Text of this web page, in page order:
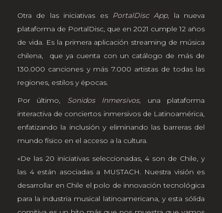
Otra de las iniciativas es PortalDisc App, la nueva
plataforma de PortalDisc, que en 2021 cumple 12 años
de vida. Es la primera aplicación streaming de música
chilena, que ya cuenta con un catálogo de más de
130.000 canciones y más 7.000 artistas de todas las
regiones, estilos y épocas.
Por último, Sonidos Inmersivos, una plataforma
interactiva de conciertos inmersivos de Latinoamérica,
enfatizando la inclusión y eliminando las barreras del
mundo físico en el acceso a la cultura.
«De las 20 iniciativas seleccionadas, 4 son de Chile, y
las 4 están asociadas a MUSTACH. Nuestra visión es
desarrollar en Chile el polo de innovación tecnológica
para la industria musical latinoamericana, y esta sólida